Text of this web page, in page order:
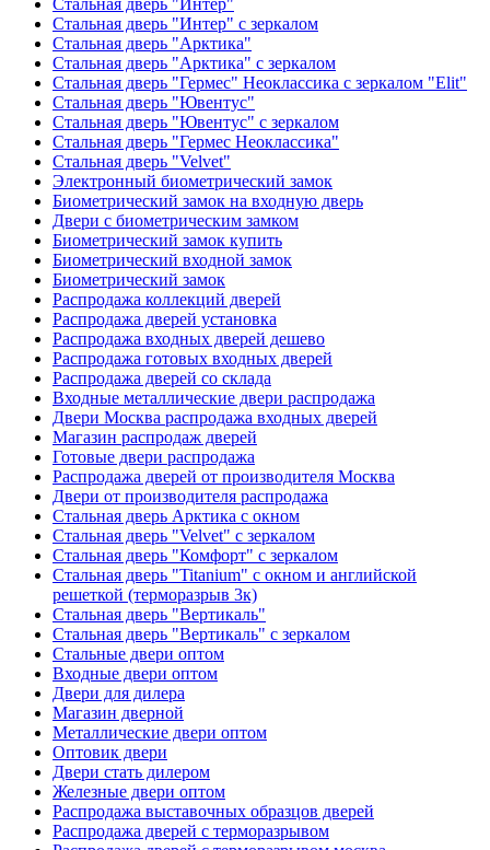
Стальная дверь "Интер"
Стальная дверь "Интер" с зеркалом
Стальная дверь "Арктика"
Стальная дверь "Арктика" с зеркалом
Стальная дверь "Гермес" Неоклассика с зеркалом "Elit"
Стальная дверь "Ювентус"
Стальная дверь "Ювентус" с зеркалом
Стальная дверь "Гермес Неоклассика"
Стальная дверь "Velvet"
Электронный биометрический замок
Биометрический замок на входную дверь
Двери с биометрическим замком
Биометрический замок купить
Биометрический входной замок
Биометрический замок
Распродажа коллекций дверей
Распродажа дверей установка
Распродажа входных дверей дешево
Распродажа готовых входных дверей
Распродажа дверей со склада
Входные металлические двери распродажа
Двери Москва распродажа входных дверей
Магазин распродаж дверей
Готовые двери распродажа
Распродажа дверей от производителя Москва
Двери от производителя распродажа
Стальная дверь Арктика с окном
Стальная дверь "Velvet" с зеркалом
Стальная дверь "Комфорт" с зеркалом
Стальная дверь "Titanium" с окном и английской
решеткой (терморазрыв 3к)
Стальная дверь "Вертикаль"
Стальная дверь "Вертикаль" с зеркалом
Стальные двери оптом
Входные двери оптом
Двери для дилера
Магазин дверной
Металлические двери оптом
Оптовик двери
Двери стать дилером
Железные двери оптом
Распродажа выставочных образцов дверей
Распродажа дверей с терморазрывом